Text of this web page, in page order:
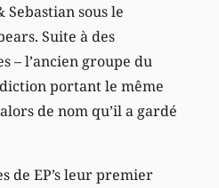
sous le
Suite à des
– l’ancien groupe du
portant le même
de nom qu’il a gardé
de EP’s leur premier